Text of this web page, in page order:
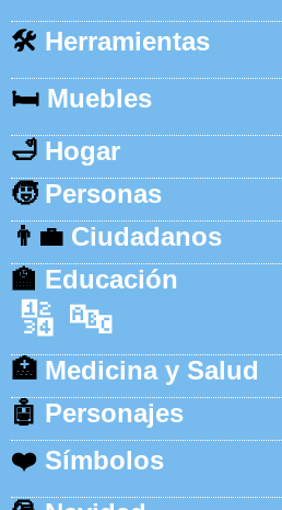
🛠️ Herramientas
🛏️ Muebles
🛁 Hogar
🧒 Personas
👨‍💼 Ciudadanos
🏫 Educación
🔢 🔤
🏥 Medicina y Salud
🤖 Personajes
❤️ Símbolos